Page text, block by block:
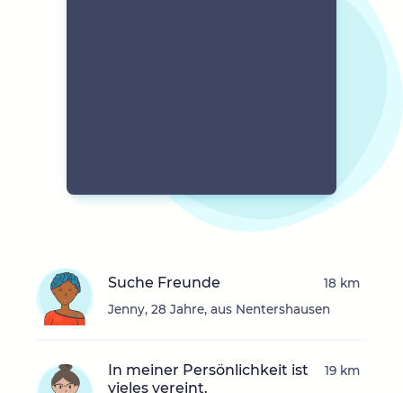
Suche Freunde
Jenny, 28 Jahre, aus Nentershausen
18 km
In meiner Persönlichkeit ist
vieles vereint.
19 km